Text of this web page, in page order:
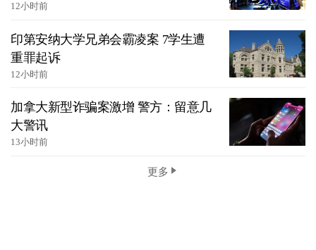
12小时前
印第安纳大学兄弟会霸凌案 7学生遭
重罪起诉
12小时前
加拿大新型诈骗案激增 警方：留意几
大警讯
13小时前
更多